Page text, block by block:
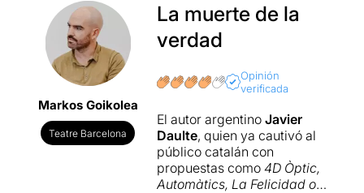
Markos Goikolea
Teatre Barcelona
La muerte de la
verdad
Opinión
verificada
El autor argentino Javier
Daulte, quien ya cautivó al
público catalán con
propuestas como 4D Òptic,
Automàtics, La Felicidad o